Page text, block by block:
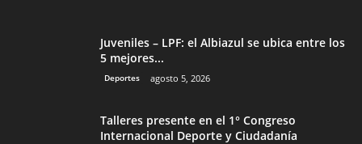
Juveniles – LPF: el Albiazul se ubica entre los
5 mejores...
Deportes agosto 5, 2026
Talleres presente en el 1° Congreso
Internacional Deporte y Ciudadanía